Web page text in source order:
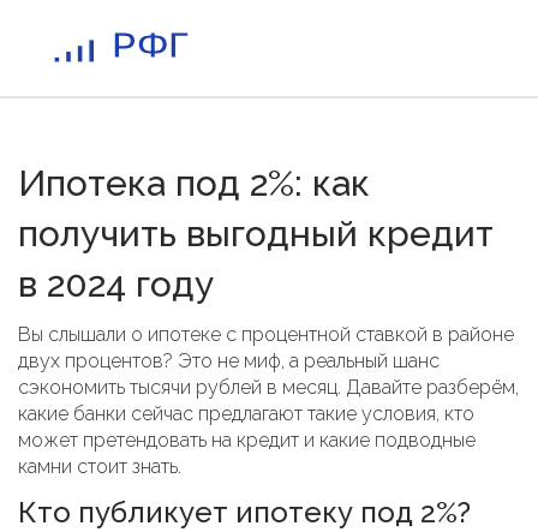
Ипотека под 2%: как
получить выгодный кредит
в 2024 году
Вы слышали о ипотеке с процентной ставкой в районе
двух процентов? Это не миф, а реальный шанс
сэкономить тысячи рублей в месяц. Давайте разберём,
какие банки сейчас предлагают такие условия, кто
может претендовать на кредит и какие подводные
камни стоит знать.
Кто публикует ипотеку под 2%?